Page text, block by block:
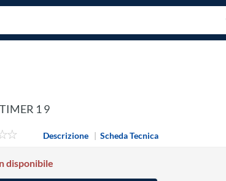
1 9
Descrizione | Scheda Tecnica
disponibile